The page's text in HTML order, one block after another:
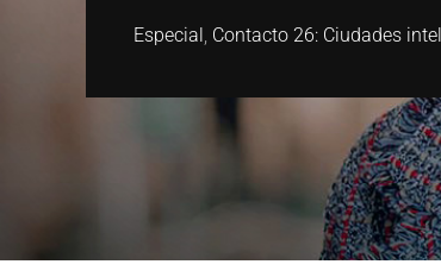
Especial Contacto 26: Ciudades